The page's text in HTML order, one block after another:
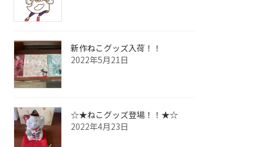
新作ねこグッズ入荷！！
2022年5月21日
☆★ねこグッズ登場！！★☆
2022年4月23日